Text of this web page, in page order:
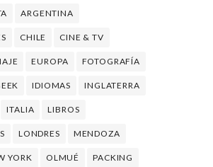
ARGENTINA
CHILE CINE & TV
EUROPA FOTOGRAFÍA
IDIOMAS INGLATERRA
ITALIA LIBROS
LONDRES MENDOZA
YORK OLMUÉ PACKING